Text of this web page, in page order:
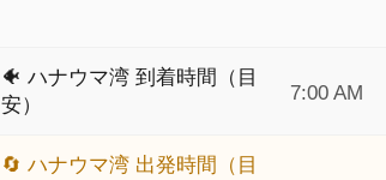
🐠 ハナウマ湾 到着時間（目
安）
7:00 AM
🔄 ハナウマ湾 出発時間（目